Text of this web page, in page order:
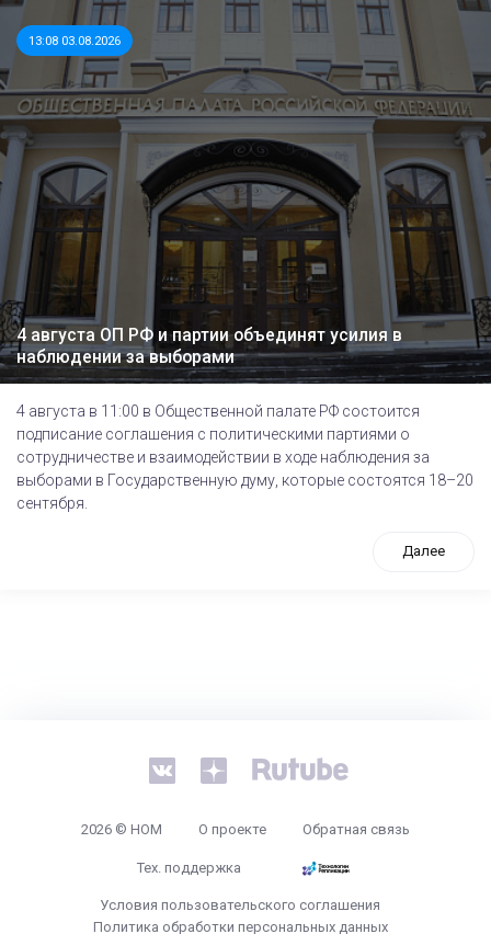
13:08 03.08.2026
4 августа ОП РФ и партии объединят усилия в
наблюдении за выборами
4 августа в 11:00 в Общественной палате РФ состоится
подписание соглашения с политическими партиями о
сотрудничестве и взаимодействии в ходе наблюдения за
выборами в Государственную думу, которые состоятся 18–20
сентября.
Далее
2026 © НОМ О проекте Обратная связь
Тех. поддержка
Условия пользовательского соглашения
Политика обработки персональных данных